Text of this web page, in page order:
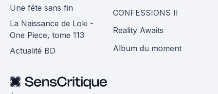
Une fête sans fin
La Naissance de Loki -
One Piece, tome 113
Actualité BD
CONFESSIONS II
Reality Awaits
Album du moment